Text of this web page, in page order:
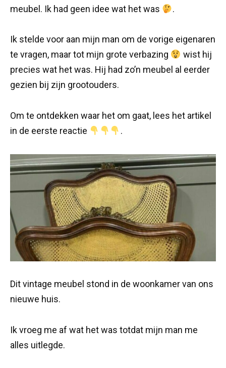
meubel. Ik had geen idee wat het was
.
Ik stelde voor aan mijn man om de vorige eigenaren
te vragen, maar tot mijn grote verbazing
wist hij
precies wat het was. Hij had zo’n meubel al eerder
gezien bij zijn grootouders.
Om te ontdekken waar het om gaat, lees het artikel
in de eerste reactie
.
Dit vintage meubel stond in de woonkamer van ons
nieuwe huis.
Ik vroeg me af wat het was totdat mijn man me
alles uitlegde.